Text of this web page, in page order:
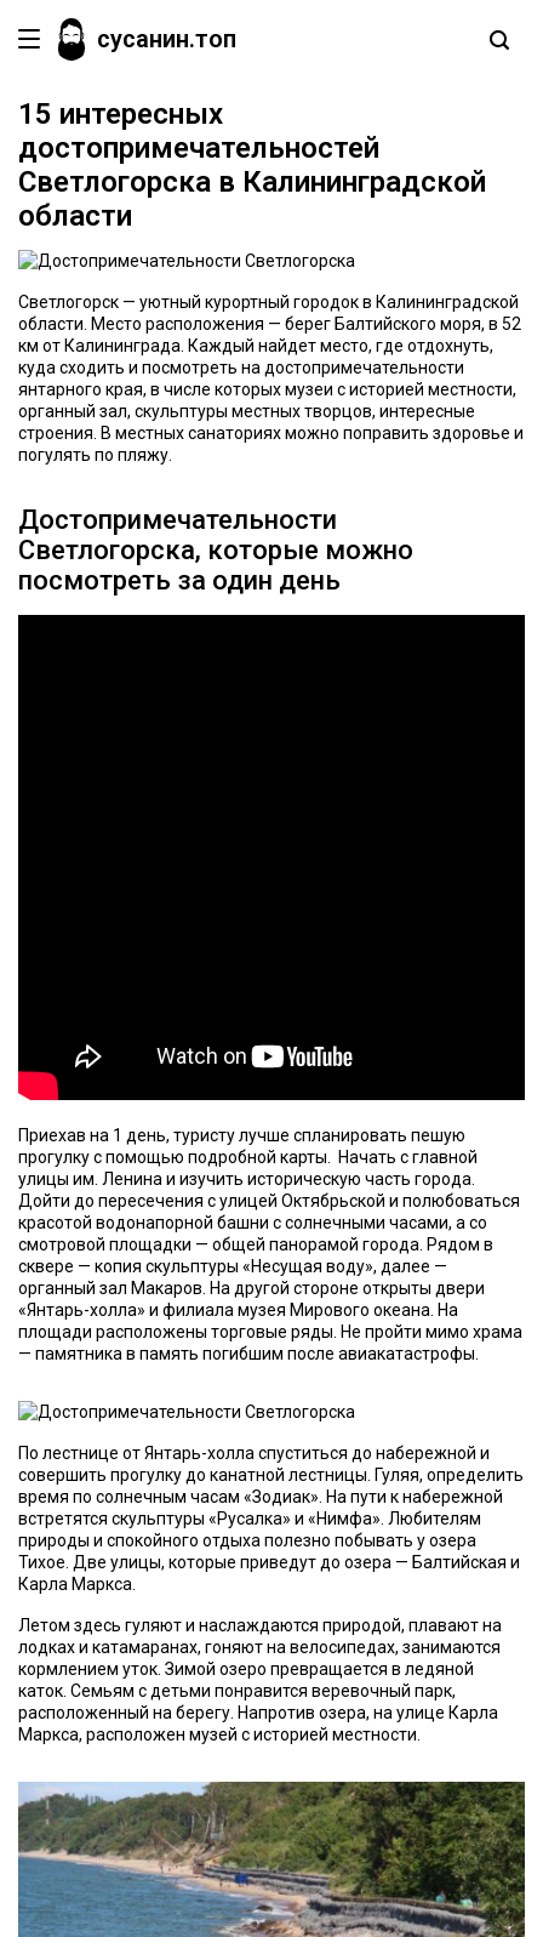
сусанин.топ
15 интересных
достопримечательностей
Светлогорска в Калининградской
области
Светлогорск — уютный курортный городок в Калининградской
области. Место расположения — берег Балтийского моря, в 52
км от Калининграда. Каждый найдет место, где отдохнуть,
куда сходить и посмотреть на достопримечательности
янтарного края, в числе которых музеи с историей местности,
органный зал, скульптуры местных творцов, интересные
строения. В местных санаториях можно поправить здоровье и
погулять по пляжу.
Достопримечательности
Светлогорска, которые можно
посмотреть за один день
Приехав на 1 день, туристу лучше спланировать пешую
прогулку с помощью подробной карты. Начать с главной
улицы им. Ленина и изучить историческую часть города.
Дойти до пересечения с улицей Октябрьской и полюбоваться
красотой водонапорной башни с солнечными часами, а со
смотровой площадки — общей панорамой города. Рядом в
сквере — копия скульптуры «Несущая воду», далее —
органный зал Макаров. На другой стороне открыты двери
«Янтарь-холла» и филиала музея Мирового океана. На
площади расположены торговые ряды. Не пройти мимо храма
— памятника в память погибшим после авиакатастрофы.
По лестнице от Янтарь-холла спуститься до набережной и
совершить прогулку до канатной лестницы. Гуляя, определить
время по солнечным часам «Зодиак». На пути к набережной
встретятся скульптуры «Русалка» и «Нимфа». Любителям
природы и спокойного отдыха полезно побывать у озера
Тихое. Две улицы, которые приведут до озера — Балтийская и
Карла Маркса.
Летом здесь гуляют и наслаждаются природой, плавают на
лодках и катамаранах, гоняют на велосипедах, занимаются
кормлением уток. Зимой озеро превращается в ледяной
каток. Семьям с детьми понравится веревочный парк,
расположенный на берегу. Напротив озера, на улице Карла
Маркса, расположен музей с историей местности.